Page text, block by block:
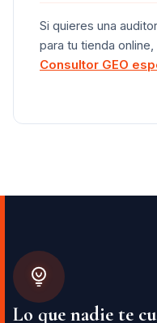
Si quieres una
para tu tienda
Consultor GEO
Lo que nadie te